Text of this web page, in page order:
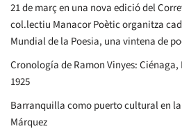
21 de març en una nova edició del
col.lectiu Manacor Poètic organitza
Mundial de la Poesia, una vintena de
Cronología de Ramon Vinyes:
1925
Barranquilla como puerto cultural en
Márquez